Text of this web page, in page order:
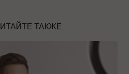
ТАКЖЕ